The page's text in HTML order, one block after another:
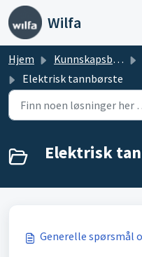
Gå til hovedinnhold
Wilfa
Hjem Kunnskapsbase
Elektrisk tannbørste
Elektrisk
Generelle spørsmål